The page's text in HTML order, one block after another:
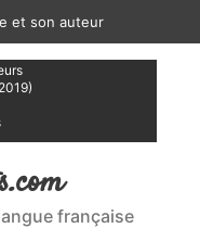
et son auteur
française